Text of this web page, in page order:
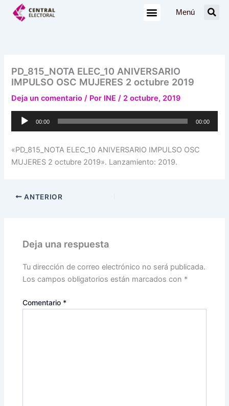
Menú
PD_815_NOTA ELEC_10 ANIVERSARIO
IMPULSO OSC MUJERES 2 octubre 2019
Deja un comentario / Por INE/ 2 octubre, 2019
Reproductor
00:00 00:00
«PD_815_NOTA ELEC_10 ANIVERSARIO IMPULSO OSC
MUJERES 2 octubre 2019». Lanzamiento: 2019.
ANTERIOR
Deja una respuesta
Tu dirección de correo electrónico no será publicada.
Los campos obligatorios están marcados con *
Comentario *